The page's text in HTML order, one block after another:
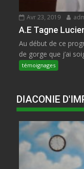
Avr 23, 2019
A.E Tagne
Au début de ce
de gorge que j’ai
témoignages
DIACONIE